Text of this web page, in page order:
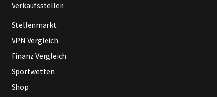
Verkaufsstellen
Stellenmarkt
VPN Vergleich
Finanz Vergleich
Sportwetten
Shop